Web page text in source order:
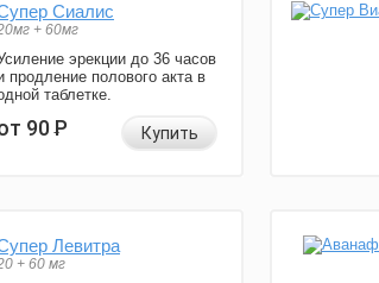
Сиалис
+ 60мг
эрекции до 36 часов
продление полового акта в
таблетке.
90Р Купить
Левитра
+ 60 мг